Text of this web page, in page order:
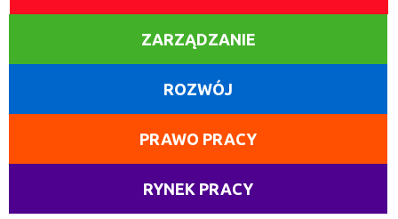
ZARZĄDZANIE
ROZWÓJ
PRAWO PRACY
RYNEK PRACY